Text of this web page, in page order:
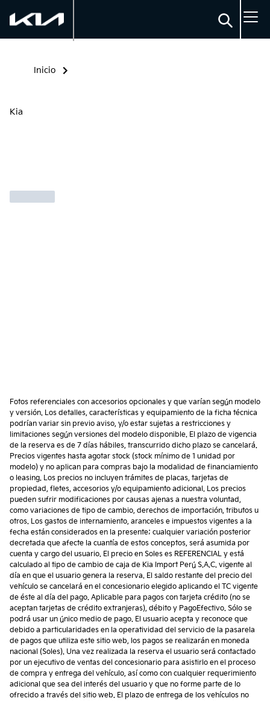
Inicio
Kia
Fotos referenciales con accesorios opcionales y que varían según modelo
y versión. Los detalles, características y equipamiento de la ficha técnica
podrían variar sin previo aviso, y/o estar sujetas a restricciones y
limitaciones según versiones del modelo disponible. El plazo de vigencia
de la reserva es de 7 días hábiles, transcurrido dicho plazo se cancelará.
Precios vigentes hasta agotar stock (stock mínimo de 1 unidad por
modelo) y no aplican para compras bajo la modalidad de financiamiento
o leasing. Los precios no incluyen trámites de placas, tarjetas de
propiedad, fletes, accesorios y/o equipamiento adicional. Los precios
pueden sufrir modificaciones por causas ajenas a nuestra voluntad,
como variaciones de tipo de cambio, derechos de importación, tributos u
otros. Los gastos de internamiento, aranceles e impuestos vigentes a la
fecha están considerados en la presente; cualquier variación posterior
decretada que afecte la cuantía de estos conceptos, será asumida por
cuenta y cargo del usuario. El precio en Soles es REFERENCIAL y está
calculado al tipo de cambio de caja de Kia Import Perú S.A.C. vigente al
día en que el usuario genera la reserva. El saldo restante del precio del
vehículo se cancelará en el concesionario elegido aplicando el TC vigente
de éste al día del pago. Aplicable para pagos con tarjeta crédito (no se
aceptan tarjetas de crédito extranjeras), débito y PagoEfectivo. Sólo se
podrá usar un único medio de pago. El usuario acepta y reconoce que
debido a particularidades en la operatividad del servicio de la pasarela
de pagos que utiliza este sitio web, los pagos se realizarán en moneda
nacional (Soles). Una vez realizada la reserva el usuario será contactado
por un ejecutivo de ventas del concesionario para asistirlo en el proceso
de compra y entrega del vehículo, así como con cualquier requerimiento
adicional que sea del interés del usuario y que no forme parte de lo
ofrecido a través del sitio web. El plazo de entrega de los vehículos no